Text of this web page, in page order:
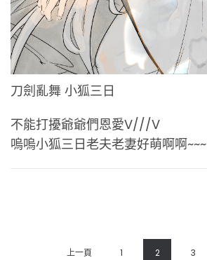
刀劍亂舞 小狐三日
不能打擾爺爺們恩愛V///V
嗚嗚小狐三日老夫老妻好萌啊啊~~~
上一頁 1 2 3